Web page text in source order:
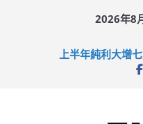
2026年8
上半年純利大增
拜仁熱身賽